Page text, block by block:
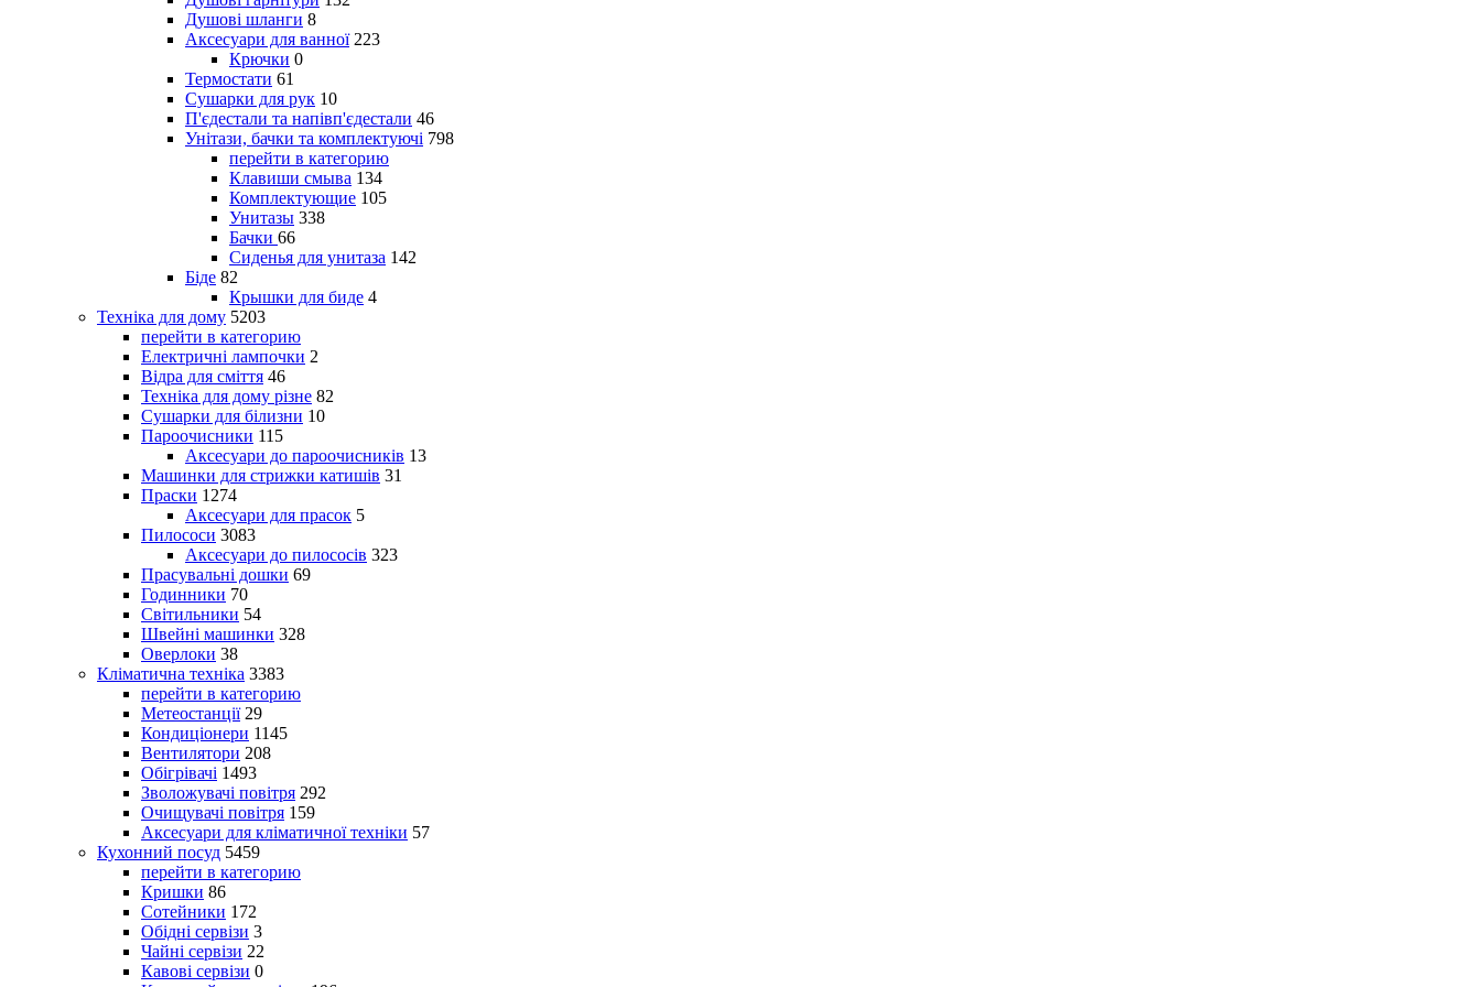
Душові шланги 8
Аксесуари для ванної 223
Крючки 0
Термостати 61
Сушарки для рук 10
П'єдестали та напівп'єдестали 46
Унітази, бачки та комплектуючі 798
перейти в категорию
Клавиши смыва 134
Комплектующие 105
Унитазы 338
Бачки 66
Сиденья для унитаза 142
Біде 82
Крышки для биде 4
Техніка для дому 5203
перейти в категорию
Електричні лампочки 2
Відра для сміття 46
Техніка для дому різне 82
Сушарки для білизни 10
Пароочисники 115
Аксесуари до пароочисників 13
Машинки для стрижки катишів 31
Праски 1274
Аксесуари для прасок 5
Пилососи 3083
Аксесуари до пилососів 323
Прасувальні дошки 69
Годинники 70
Світильники 54
Швейні машинки 328
Оверлоки 38
Кліматична техніка 3383
перейти в категорию
Метеостанції 29
Кондиціонери 1145
Вентилятори 208
Обігрівачі 1493
Зволожувачі повітря 292
Очищувачі повітря 159
Аксесуари для кліматичної техніки 57
Кухонний посуд 5459
перейти в категорию
Кришки 86
Сотейники 172
Обідні сервізи 3
Чайні сервізи 22
Кавові сервізи 0